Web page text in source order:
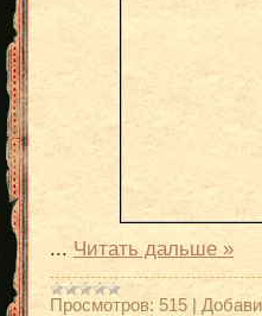
... Читать дальше »
Просмотров: 515